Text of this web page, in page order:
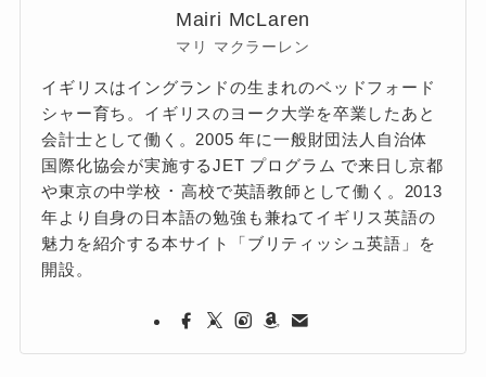
Mairi McLaren
マリ マクラーレン
イギリスはイングランドの生まれのベッドフォード
シャー育ち。イギリスのヨーク大学を卒業したあと
会計士として働く。2005 年に一般財団法人自治体
国際化協会が実施するJET プログラム で来日し京都
や東京の中学校 ･ 高校で英語教師として働く。2013
年より自身の日本語の勉強も兼ねてイギリス英語の
魅力を紹介する本サイト「ブリティッシュ英語」を
開設。